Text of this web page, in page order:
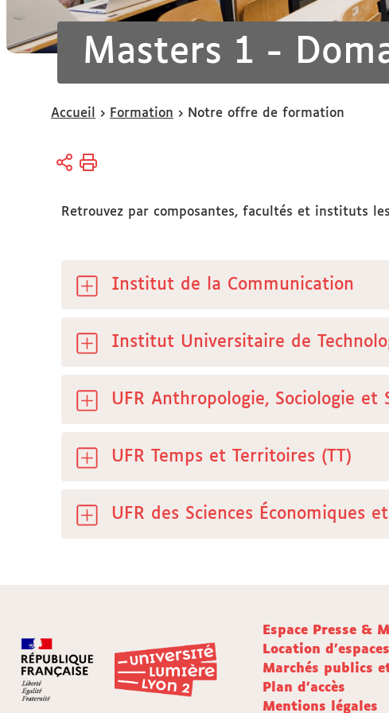
Masters 1 -
Vous
ici :
Accueil Formation Notre offre de formation
Retrouvez par composantes, facultés et instituts
Institut de la Communication
Institut Universitaire de
UFR Anthropologie, Sociologie et
UFR Temps et Territoires (TT)
UFR des Sciences Économiques
Espace Presse &
Location
Marchés publics
Plan d'accès
Mentions légales